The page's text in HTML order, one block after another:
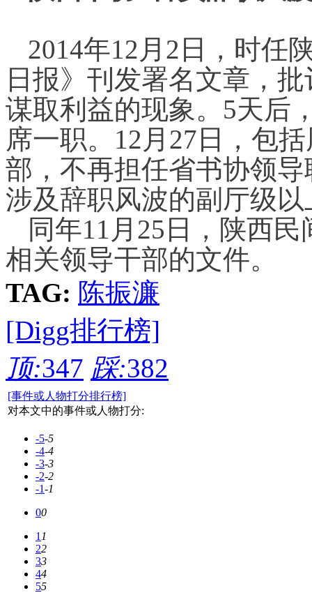
2014年12月2日，时任
日报》刊发署名文章，
谋取利益的现象。5天后
席一职。12月27日，包
部，不再担任省书协领
涉及辞职风波的副厅级
同年11月25日，陕西
相关领导干部的文件。
TAG: 陈振濂
[Digg排行榜]
顶:347 踩:382
[事件或人物打分排行榜]
对本文中的事件或人物打分:
-5-5
-4-4
-3-3
-2-2
-1-1
00
11
22
33
44
55